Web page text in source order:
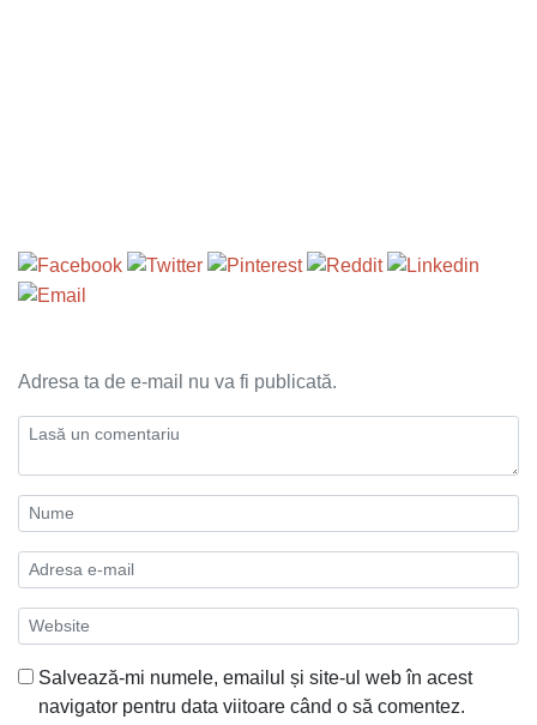
Adresa ta de e-mail nu va fi publicată.
Salvează-mi numele, emailul și site-ul web în acest
navigator pentru data viitoare când o să comentez.